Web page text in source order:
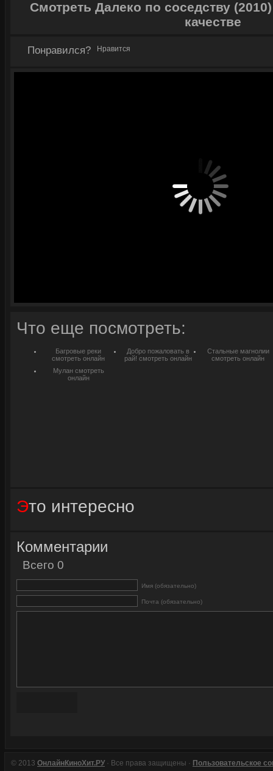
Смотреть Далеко по соседству
качестве
Понравился? Нравится
Что еще посмотреть:
Багровые реки
смотреть онлайн
Добро пожаловать в
рай! смотреть онлайн
Стальные магнолии
смотреть онлайн
Мулан смотреть
онлайн
Это интересно
Комментарии
Всего 0
Имя (обязательно)
Почта (обязательно)
© 2013 ОнлайнКиноХит.РУ· Все права защищены · Пользовательское